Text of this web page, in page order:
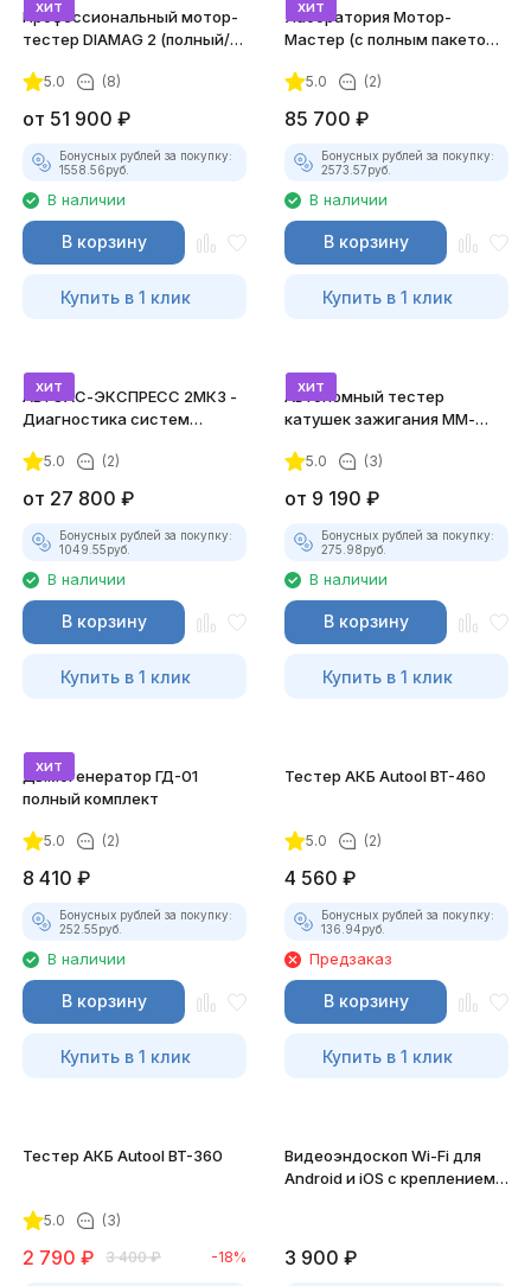
хит
Профессиональный мотор-
тестер DIAMAG 2 (полный/
5.0 (8)
от 51 900 ₽
Бонусных рублей за покупку:
1558.56руб.
В наличии
В корзину
Купить в 1 клик
хит
Лаборатория Мотор-
Мастер (с полным пакетом
5.0 (2)
85 700 ₽
Бонусных рублей за покупку:
2573.57руб.
В наличии
В корзину
Купить в 1 клик
хит
АВТОАС-ЭКСПРЕСС 2МК3 -
Диагностика систем
5.0 (2)
от 27 800 ₽
Бонусных рублей за покупку:
1049.55руб.
В наличии
В корзину
Купить в 1 клик
хит
Автономный тестер
катушек зажигания ММ-
комплект)
5.0 (3)
от 9 190 ₽
Бонусных рублей за покупку:
275.98руб.
В наличии
В корзину
Купить в 1 клик
хит
Дымогенератор ГД-01
полный комплект
5.0 (2)
8 410 ₽
Бонусных рублей за покупку:
252.55руб.
В наличии
В корзину
Купить в 1 клик
Тестер АКБ Autool BT-460
5.0 (2)
4 560 ₽
Бонусных рублей за покупку:
136.94руб.
Предзаказ
В корзину
Купить в 1 клик
Тестер АКБ Autool BT-360
5.0 (3)
2 790 ₽ 3 400 ₽ -18%
Видеоэндоскоп Wi-Fi для
Android и iOS с креплением
3 900 ₽